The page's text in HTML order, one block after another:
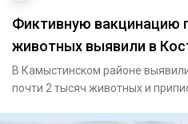
Фиктивную вакцинацию
животных выявили в
В Камыстинском районе
почти 2 тысяч животных и